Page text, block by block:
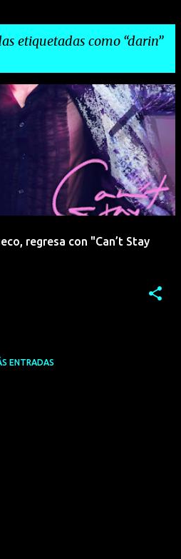
etiquetadas como darin
regresa con "Can’t Stay
ENTRADAS